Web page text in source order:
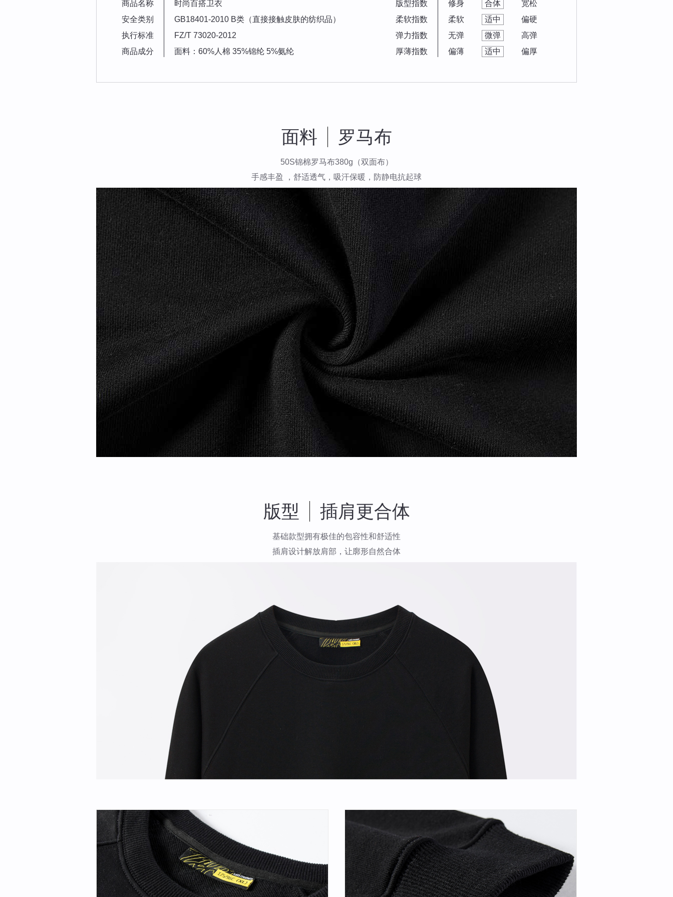
商品名称
时尚百搭卫衣
安全类别
GB18401-2010 B类（直接接触皮肤的纺织品）
执行标准
FZ/T 73020-2012
商品成分
面料：60%人棉 35%锦纶 5%氨纶
版型指数 修身 合体
宽松
柔软指数
柔软 适中
偏硬
弹力指数
无弹 微弹
高弹
厚薄指数
偏薄 适中 偏厚
面料 罗马布
50S锦棉罗马布380g（双面布）
手感丰盈 ，舒适透气，吸汗保暖，防静电抗起球
版型 插肩更合体
基础款型拥有极佳的包容性和舒适性
插肩设计解放肩部，让廓形自然合体